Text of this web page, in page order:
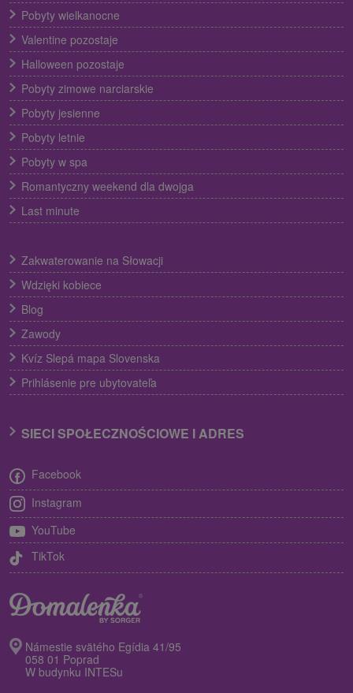
Pobyty wielkanocne
Valentine pozostaje
Halloween pozostaje
Pobyty zimowe narciarskie
Pobyty jesienne
Pobyty letnie
Pobyty w spa
Romantyczny weekend dla dwojga
Last minute
Zakwaterowanie na Słowacji
Wdzięki kobiece
Blog
Zawody
Kvíz Slepá mapa Slovenska
Prihlásenie pre ubytovateľa
SIECI SPOŁECZNOŚCIOWE I ADRES
Facebook
Instagram
YouTube
TikTok
Námestie svätého Egídia 41/95
058 01 Poprad
W budynku INTESu